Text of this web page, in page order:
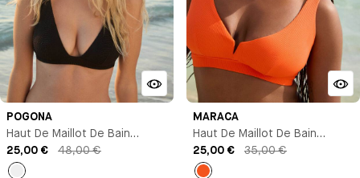
POGONA
Haut De Maillot De Bain
Triangle Avec Armature
25,00 € 48,00 €
MARACA
Haut De Maillot De Bain
Triangle Maintien
25,00 € 35,00 €